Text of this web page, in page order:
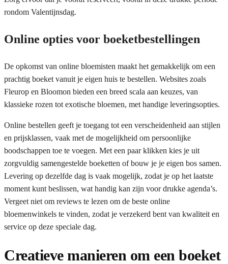
rondom Valentijnsdag.
Online opties voor boeketbestellingen
De opkomst van online bloemisten maakt het gemakkelijk om een
prachtig boeket vanuit je eigen huis te bestellen. Websites zoals
Fleurop en Bloomon bieden een breed scala aan keuzes, van
klassieke rozen tot exotische bloemen, met handige leveringsopties.
Online bestellen geeft je toegang tot een verscheidenheid aan stijlen
en prijsklassen, vaak met de mogelijkheid om persoonlijke
boodschappen toe te voegen. Met een paar klikken kies je uit
zorgvuldig samengestelde boeketten of bouw je je eigen bos samen.
Levering op dezelfde dag is vaak mogelijk, zodat je op het laatste
moment kunt beslissen, wat handig kan zijn voor drukke agenda’s.
Vergeet niet om reviews te lezen om de beste online
bloemenwinkels te vinden, zodat je verzekerd bent van kwaliteit en
service op deze speciale dag.
Creatieve manieren om een boeket